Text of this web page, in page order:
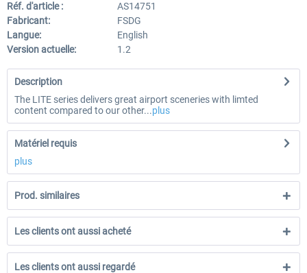
Réf. d'article :
AS14751
Fabricant:
FSDG
Langue:
English
Version actuelle:
1.2
Description
The LITE series delivers great airport sceneries with limted
content compared to our other...plus
Matériel requis
plus
Prod. similaires
Les clients ont aussi acheté
Les clients ont aussi regardé